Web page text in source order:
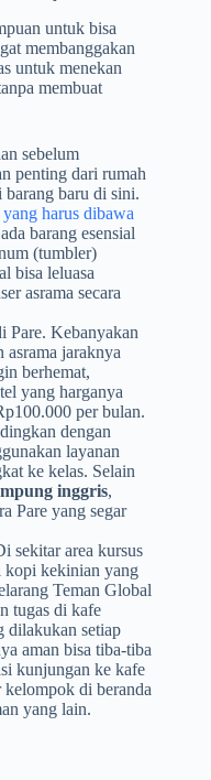
untuk bisa
membanggakan
untuk menekan
membuat
sebelum
penting dari rumah
barang baru di sini.
harus dibawa
barang esensial
(tumbler)
bisa leluasa
asrama secara
Pare. Kebanyakan
asrama jaraknya
berhemat,
yang harganya
per bulan.
dengan
layanan
ke kelas. Selain
inggris,
Pare yang segar
sekitar area kursus
kopi kekinian yang
Teman Global
tugas di kafe
dilakukan setiap
aman bisa tiba-tiba
kunjungan ke kafe
kelompok di beranda
yang lain.